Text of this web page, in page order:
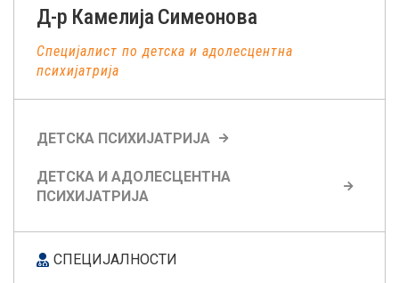
Д-р Камелија Симеонова
Специјалист по детска и адолесцентна
психијатрија
ДЕТСКА ПСИХИЈАТРИЈА
ДЕТСКА И АДОЛЕСЦЕНТНА
ПСИХИЈАТРИЈА
СПЕЦИЈАЛНОСТИ